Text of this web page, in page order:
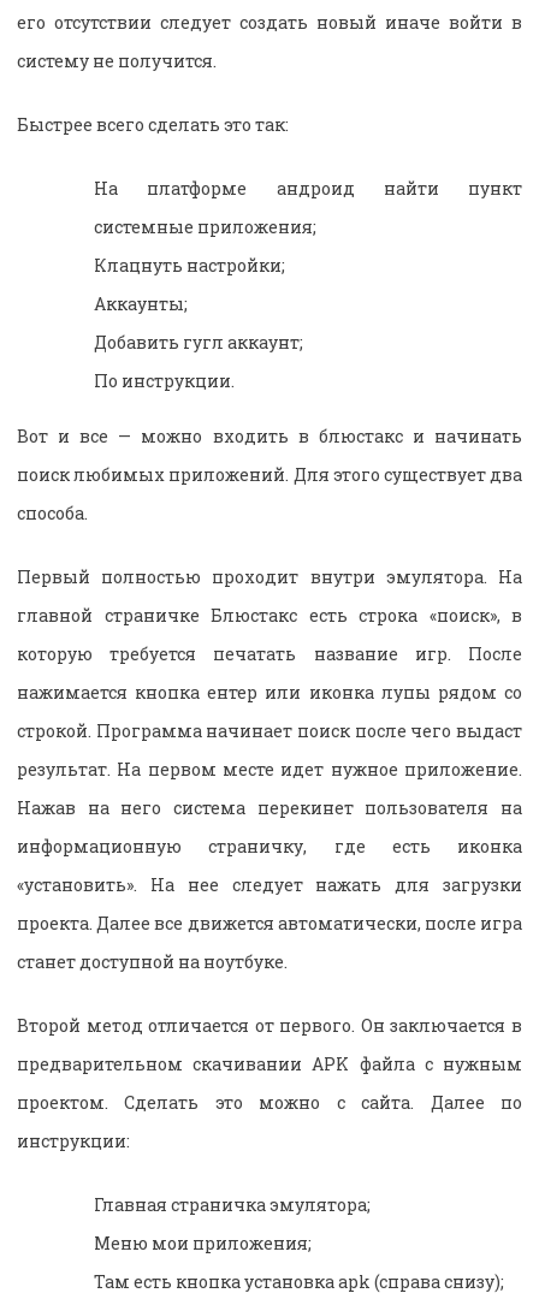
его отсутствии следует создать новый иначе войти в
систему не получится.
Быстрее всего сделать это так:
На платформе андроид найти пункт
системные приложения;
Клацнуть настройки;
Аккаунты;
Добавить гугл аккаунт;
По инструкции.
Вот и все — можно входить в блюстакс и начинать
поиск любимых приложений. Для этого существует два
способа.
Первый полностью проходит внутри эмулятора. На
главной страничке Блюстакс есть строка «поиск», в
которую требуется печатать название игр. После
нажимается кнопка ентер или иконка лупы рядом со
строкой. Программа начинает поиск после чего выдаст
результат. На первом месте идет нужное приложение.
Нажав на него система перекинет пользователя на
информационную страничку, где есть иконка
«установить». На нее следует нажать для загрузки
проекта. Далее все движется автоматически, после игра
станет доступной на ноутбуке.
Второй метод отличается от первого. Он заключается в
предварительном скачивании APK файла с нужным
проектом. Сделать это можно с сайта. Далее по
инструкции:
Главная страничка эмулятора;
Меню мои приложения;
Там есть кнопка установка apk (справа снизу);